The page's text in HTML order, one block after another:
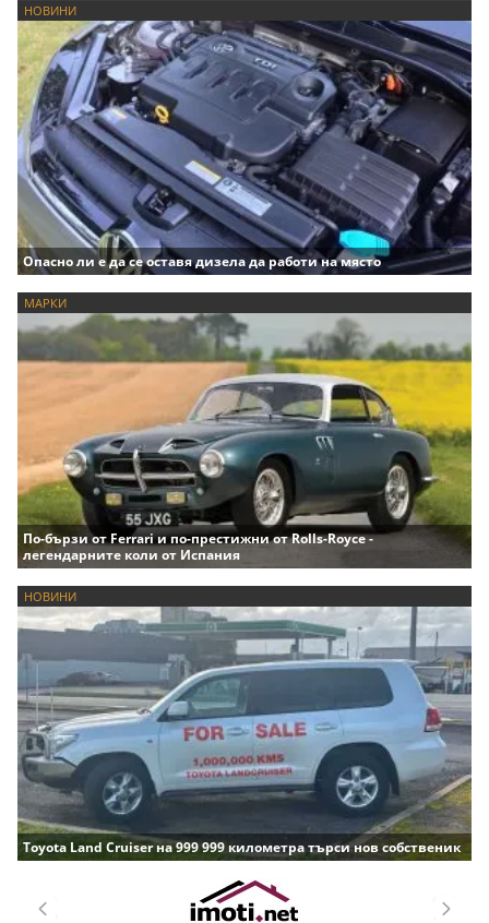
НОВИНИ
Опасно ли е да се оставя дизела да работи на място
МАРКИ
По-бързи от Ferrari и по-престижни от Rolls-Royce -
легендарните коли от Испания
НОВИНИ
Toyota Land Cruiser на 999 999 километра търси нов собственик